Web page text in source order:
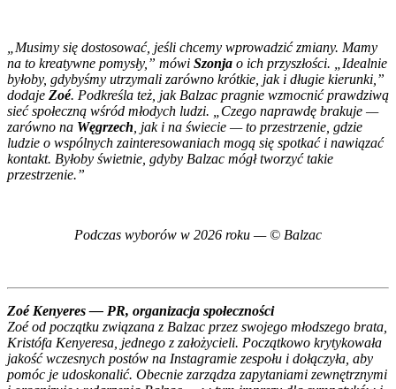
„Musimy się dostosować, jeśli chcemy wprowadzić zmiany. Mamy
na to kreatywne pomysły,” mówi Szonja o ich przyszłości. „Idealnie
byłoby, gdybyśmy utrzymali zarówno krótkie, jak i długie kierunki,”
dodaje Zoé. Podkreśla też, jak Balzac pragnie wzmocnić prawdziwą
sieć społeczną wśród młodych ludzi. „Czego naprawdę brakuje —
zarówno na Węgrzech , jak i na świecie — to przestrzenie, gdzie
ludzie o wspólnych zainteresowaniach mogą się spotkać i nawiązać
kontakt. Byłoby świetnie, gdyby Balzac mógł tworzyć takie
przestrzenie.”
Podczas wyborów w 2026 roku — © Balzac
Zoé Kenyeres — PR, organizacja społeczności
Zoé od początku związana z Balzac przez swojego młodszego brata,
Kristófa Kenyeresa, jednego z założycieli. Początkowo krytykowała
jakość wczesnych postów na Instagramie zespołu i dołączyła, aby
pomóc je udoskonalić. Obecnie zarządza zapytaniami zewnętrznymi